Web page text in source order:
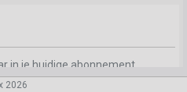
in je huidige abonnement.
2026